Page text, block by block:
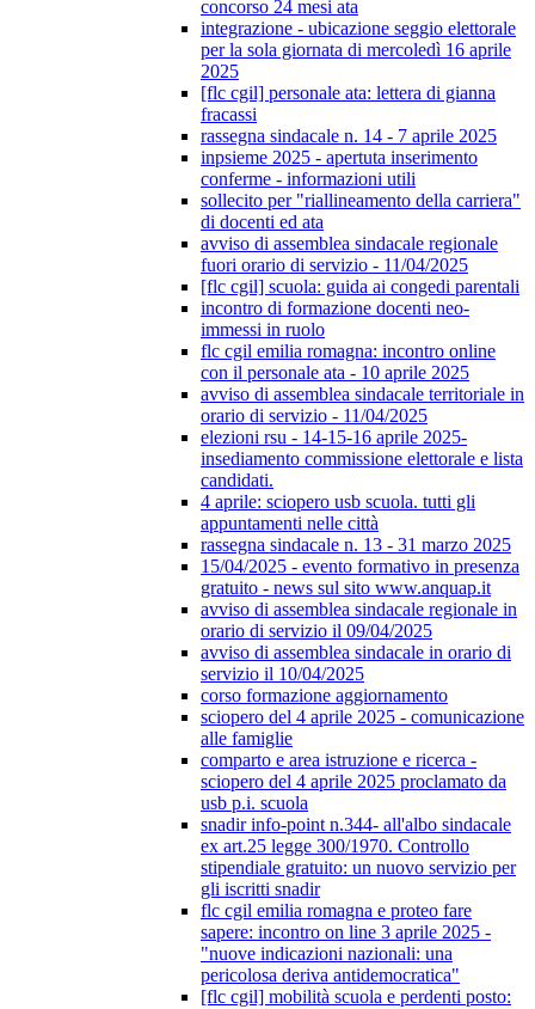
concorso 24 mesi ata
integrazione - ubicazione seggio elettorale
per la sola giornata di mercoledì 16 aprile
2025
[flc cgil] personale ata: lettera di gianna
fracassi
rassegna sindacale n. 14 - 7 aprile 2025
inpsieme 2025 - apertuta inserimento
conferme - informazioni utili
sollecito per "riallineamento della carriera"
di docenti ed ata
avviso di assemblea sindacale regionale
fuori orario di servizio - 11/04/2025
[flc cgil] scuola: guida ai congedi parentali
incontro di formazione docenti neo-
immessi in ruolo
flc cgil emilia romagna: incontro online
con il personale ata - 10 aprile 2025
avviso di assemblea sindacale territoriale in
orario di servizio - 11/04/2025
elezioni rsu - 14-15-16 aprile 2025-
insediamento commissione elettorale e lista
candidati.
4 aprile: sciopero usb scuola. tutti gli
appuntamenti nelle città
rassegna sindacale n. 13 - 31 marzo 2025
15/04/2025 - evento formativo in presenza
gratuito - news sul sito www.anquap.it
avviso di assemblea sindacale regionale in
orario di servizio il 09/04/2025
avviso di assemblea sindacale in orario di
servizio il 10/04/2025
corso formazione aggiornamento
sciopero del 4 aprile 2025 - comunicazione
alle famiglie
comparto e area istruzione e ricerca -
sciopero del 4 aprile 2025 proclamato da
usb p.i. scuola
snadir info-point n.344- all'albo sindacale
ex art.25 legge 300/1970. Controllo
stipendiale gratuito: un nuovo servizio per
gli iscritti snadir
flc cgil emilia romagna e proteo fare
sapere: incontro on line 3 aprile 2025 -
"nuove indicazioni nazionali: una
pericolosa deriva antidemocratica"
[flc cgil] mobilità scuola e perdenti posto: